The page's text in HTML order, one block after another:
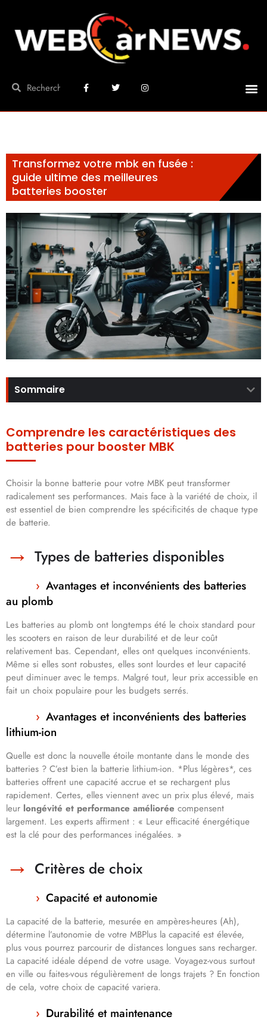
Transformez votre mbk en fusée :
guide ultime des meilleures
batteries booster
Sommaire
Comprendre les caractéristiques des
batteries pour booster MBK
Choisir la bonne batterie pour votre MBK peut transformer
radicalement ses performances. Mais face à la variété de choix, il
est essentiel de bien comprendre les spécificités de chaque type
de batterie.
Types de batteries disponibles
Avantages et inconvénients des batteries
au plomb
Les batteries au plomb ont longtemps été le choix standard pour
les scooters en raison de leur durabilité et de leur coût
relativement bas. Cependant, elles ont quelques inconvénients.
Même si elles sont robustes, elles sont lourdes et leur capacité
peut diminuer avec le temps. Malgré tout, leur prix accessible en
fait un choix populaire pour les budgets serrés.
Avantages et inconvénients des batteries
lithium-ion
Quelle est donc la nouvelle étoile montante dans le monde des
batteries ? C’est bien la batterie lithium-ion. *Plus légères*, ces
batteries offrent une capacité accrue et se rechargent plus
rapidement. Certes, elles viennent avec un prix plus élevé, mais
leur longévité et performance améliorée compensent
largement. Les experts affirment : « Leur efficacité énergétique
est la clé pour des performances inégalées. »
Critères de choix
Capacité et autonomie
La capacité de la batterie, mesurée en ampères-heures (Ah),
détermine l’autonomie de votre MBPlus la capacité est élevée,
plus vous pourrez parcourir de distances longues sans recharger.
La capacité idéale dépend de votre usage. Voyagez-vous surtout
en ville ou faites-vous régulièrement de longs trajets ? En fonction
de cela, votre choix de capacité variera.
Durabilité et maintenance